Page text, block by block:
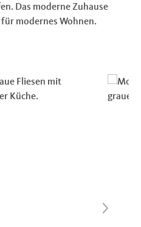
Das moderne Zuhause
modernes Wohnen.